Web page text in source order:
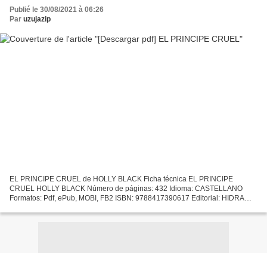
Publié le 30/08/2021 à 06:26
Par uzujazip
EL PRINCIPE CRUEL de HOLLY BLACK Ficha técnica EL PRINCIPE
CRUEL HOLLY BLACK Número de páginas: 432 Idioma: CASTELLANO
Formatos: Pdf, ePub, MOBI, FB2 ISBN: 9788417390617 Editorial: HIDRA